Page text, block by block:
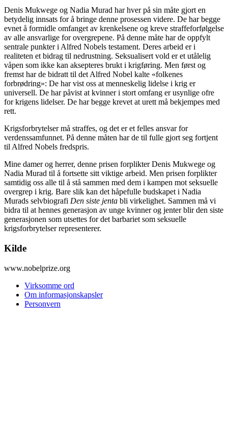
Denis Mukwege og Nadia Murad har hver på sin måte gjort en
betydelig innsats for å bringe denne prosessen videre. De har begge
evnet å formidle omfanget av krenkelsene og kreve straffeforfølgelse
av alle ansvarlige for overgrepene. På denne måte har de oppfylt
sentrale punkter i Alfred Nobels testament. Deres arbeid er i
realiteten et bidrag til nedrustning. Seksualisert vold er et utålelig
våpen som ikke kan aksepteres brukt i krigføring. Men først og
fremst har de bidratt til det Alfred Nobel kalte «folkenes
forbrødring»: De har vist oss at menneskelig lidelse i krig er
universell. De har påvist at kvinner i stort omfang er usynlige ofre
for krigens lidelser. De har begge krevet at urett må bekjempes med
rett.
Krigsforbrytelser må straffes, og det er et felles ansvar for
verdenssamfunnet. På denne måten har de til fulle gjort seg fortjent
til Alfred Nobels fredspris.
Mine damer og herrer, denne prisen forplikter Denis Mukwege og
Nadia Murad til å fortsette sitt viktige arbeid. Men prisen forplikter
samtidig oss alle til å stå sammen med dem i kampen mot seksuelle
overgrep i krig. Bare slik kan det håpefulle budskapet i Nadia
Murads selvbiografi Den siste jenta bli virkelighet. Sammen må vi
bidra til at hennes generasjon av unge kvinner og jenter blir den siste
generasjonen som utsettes for det barbariet som seksuelle
krigsforbrytelser representerer.
Kilde
www.nobelprize.org
Virksomme ord
Om informasjonskapsler
Personvern